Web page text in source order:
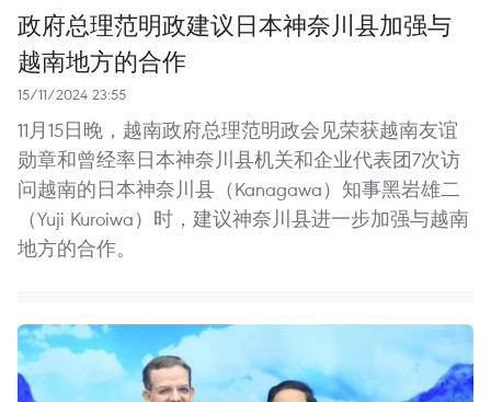
政府总理范明政建议日本神奈川县加强与
越南地方的合作
15/11/2024 23:55
11月15日晚，越南政府总理范明政会见荣获越南友谊
勋章和曾经率日本神奈川县机关和企业代表团7次访
问越南的日本神奈川县（Kanagawa）知事黑岩雄二
（Yuji Kuroiwa）时，建议神奈川县进一步加强与越南
地方的合作。